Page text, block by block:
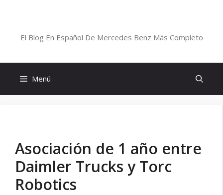
El Blog En Español De Mercedes Benz Más Completo
Menú
Asociación de 1 año entre
Daimler Trucks y Torc
Robotics